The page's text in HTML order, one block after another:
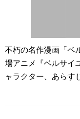
不朽の名作漫画「ベ
場アニメ『ベルサイ
ャラクター、あらす